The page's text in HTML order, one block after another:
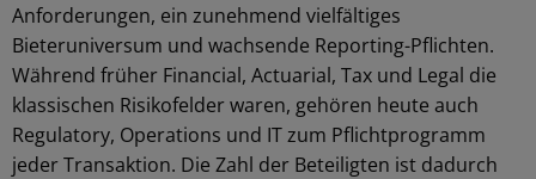
Anforderungen, ein zunehmend vielfältiges
Bieteruniversum und wachsende Reporting-Pflichten.
Während früher Financial, Actuarial, Tax und Legal die
klassischen Risikofelder waren, gehören heute auch
Regulatory, Operations und IT zum Pflichtprogramm
jeder Transaktion. Die Zahl der Beteiligten ist dadurch